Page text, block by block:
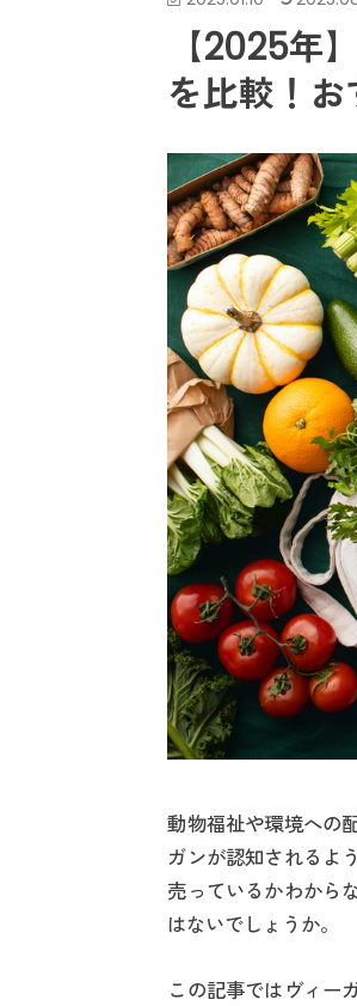
【2025年
を比較！
動物福祉や環境への
ガンが認知されるよ
売っているかわから
はないでしょうか。
この記事ではヴィー